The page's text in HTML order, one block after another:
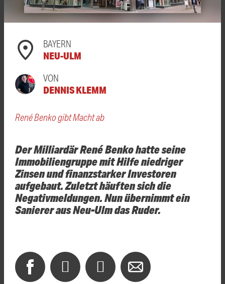
BAYERN
NEU-ULM
VON
DENNIS KLEMM
René Benko gibt Macht ab
Der Milliardär René Benko hatte seine
Immobiliengruppe mit Hilfe niedriger
Zinsen und finanzstarker Investoren
aufgebaut. Zuletzt häuften sich die
Negativmeldungen. Nun übernimmt ein
Sanierer aus Neu-Ulm das Ruder.